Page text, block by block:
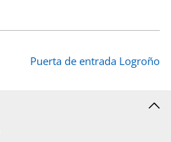
Puerta de entrada Logroño